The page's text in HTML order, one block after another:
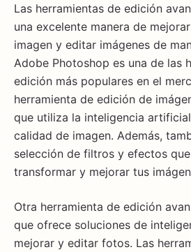
Las herramientas de edición
una excelente manera de
imagen y editar imágenes de
Adobe Photoshop es una de las
edición más populares en el
herramienta de edición de
que utiliza la inteligencia
calidad de imagen. Además,
selección de filtros y efectos
transformar y mejorar tus
Otra herramienta de edición
que ofrece soluciones de
mejorar y editar fotos. Las